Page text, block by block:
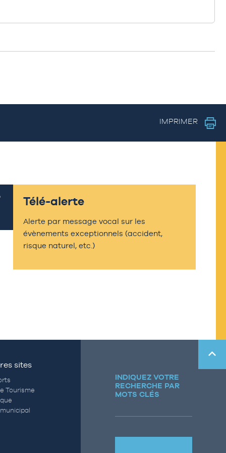
IMPRIMER
Télé-alerte
Alerte par message vocal sur les
évènements exceptionnels (accident,
risque naturel, etc.)
sites
Tourisme
INDIQUEZ VOTRE
RECHERCHE PAR
MOTS CLÉS